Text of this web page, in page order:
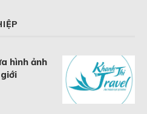
hình ảnh